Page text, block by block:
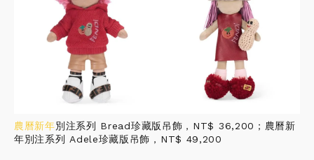
農曆新年別注系列 Bread珍藏版吊飾，NT$ 36,200；農曆新
年別注系列 Adele珍藏版吊飾，NT$ 49,200